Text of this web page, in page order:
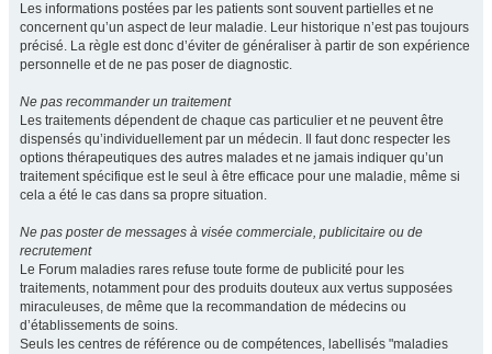
Les informations postées par les patients sont souvent partielles et ne
concernent qu’un aspect de leur maladie. Leur historique n’est pas toujours
précisé. La règle est donc d’éviter de généraliser à partir de son expérience
personnelle et de ne pas poser de diagnostic.
Ne pas recommander un traitement
Les traitements dépendent de chaque cas particulier et ne peuvent être
dispensés qu’individuellement par un médecin. Il faut donc respecter les
options thérapeutiques des autres malades et ne jamais indiquer qu’un
traitement spécifique est le seul à être efficace pour une maladie, même si
cela a été le cas dans sa propre situation.
Ne pas poster de messages à visée commerciale, publicitaire ou de
recrutement
Le Forum maladies rares refuse toute forme de publicité pour les
traitements, notamment pour des produits douteux aux vertus supposées
miraculeuses, de même que la recommandation de médecins ou
d’établissements de soins.
Seuls les centres de référence ou de compétences, labellisés "maladies